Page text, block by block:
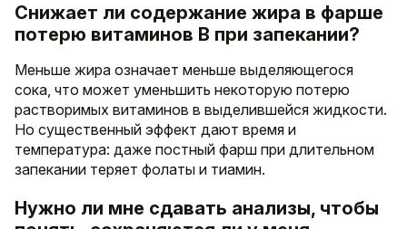
Снижает ли содержание жира в фарше
потерю витаминов B при запекании?
Меньше жира означает меньше выделяющегося
сока, что может уменьшить некоторую потерю
растворимых витаминов в выделившейся жидкости.
Но существенный эффект дают время и
температура: даже постный фарш при длительном
запекании теряет фолаты и тиамин.
Нужно ли мне сдавать анализы, чтобы